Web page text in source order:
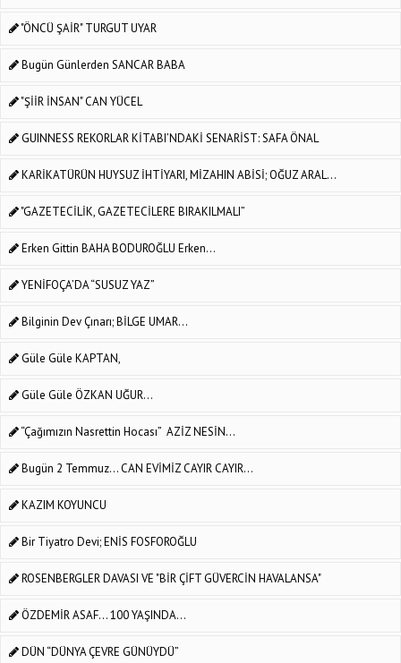
"ÖNCÜ ŞAİR" TURGUT UYAR
Bugün Günlerden SANCAR BABA
"ŞİİR İNSAN" CAN YÜCEL
GUINNESS REKORLAR KİTABI’NDAKİ SENARİST: SAFA ÖNAL
KARİKATÜRÜN HUYSUZ İHTİYARI, MİZAHIN ABİSİ; OĞUZ ARAL...
"GAZETECİLİK, GAZETECİLERE BIRAKILMALI”
Erken Gittin BAHA BODUROĞLU Erken...
YENİFOÇA’DA “SUSUZ YAZ”
Bilginin Dev Çınarı; BİLGE UMAR...
Güle Güle KAPTAN,
Güle Güle ÖZKAN UĞUR...
“Çağımızın Nasrettin Hocası” AZİZ NESİN...
Bugün 2 Temmuz... CAN EVİMİZ CAYIR CAYIR...
KAZIM KOYUNCU
Bir Tiyatro Devi; ENİS FOSFOROĞLU
ROSENBERGLER DAVASI VE "BİR ÇİFT GÜVERCİN HAVALANSA"
ÖZDEMİR ASAF... 100 YAŞINDA...
DÜN “DÜNYA ÇEVRE GÜNÜYDÜ”